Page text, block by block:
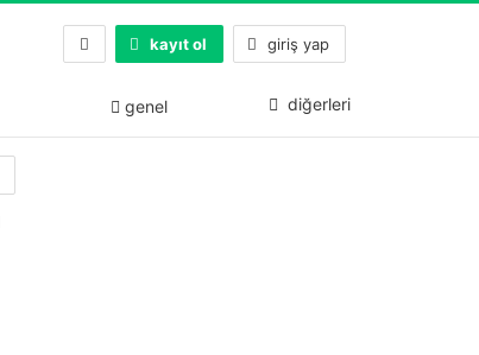
kayıt ol giriş yap
genel diğerleri